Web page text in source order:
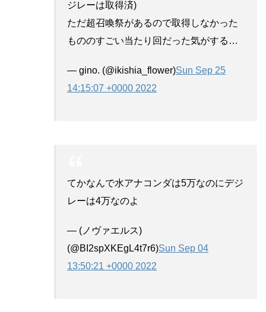
ジレーは取得済)
ただ超召喚祭があるので取得しなかった
もののすごい当たり回だった気がする…
— gino. (@ikishia_flower)Sun Sep 25
14:15:07 +0000 2022
てかなんで水アナコンダは5万なのにデジ
レーは4万なのよ
— (ノヴァエルス)
(@BI2spXKEgL4t7r6)Sun Sep 04
13:50:21 +0000 2022